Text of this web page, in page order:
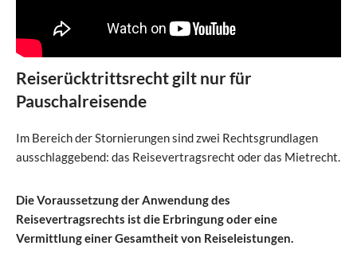
Reiserücktrittsrecht gilt nur für
Pauschalreisende
Im Bereich der Stornierungen sind zwei Rechtsgrundlagen
ausschlaggebend: das Reisevertragsrecht oder das Mietrecht.
Die Voraussetzung der Anwendung des
Reisevertragsrechts ist die Erbringung oder eine
Vermittlung einer Gesamtheit von Reiseleistungen.